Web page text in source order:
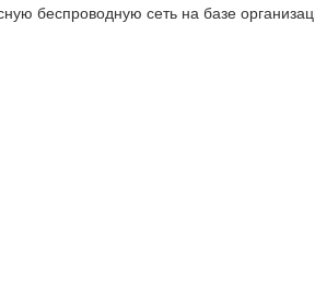
беспроводную сеть на базе